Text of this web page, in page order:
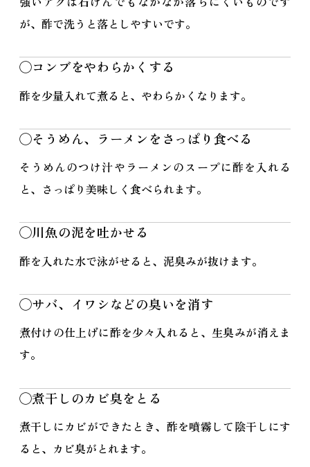
が、酢で洗うと落としやすいです。
◯コンブをやわらかくする
酢を少量入れて煮ると、やわらかくなります。
◯そうめん、ラーメンをさっぱり食べる
そうめんのつけ汁やラーメンのスープに酢を入れる
と、さっぱり美味しく食べられます。
◯川魚の泥を吐かせる
酢を入れた水で泳がせると、泥臭みが抜けます。
◯サバ、イワシなどの臭いを消す
煮付けの仕上げに酢を少々入れると、生臭みが消えま
す。
◯煮干しのカビ臭をとる
煮干しにカビができたとき、酢を噴霧して陰干しにす
ると、カビ臭がとれます。